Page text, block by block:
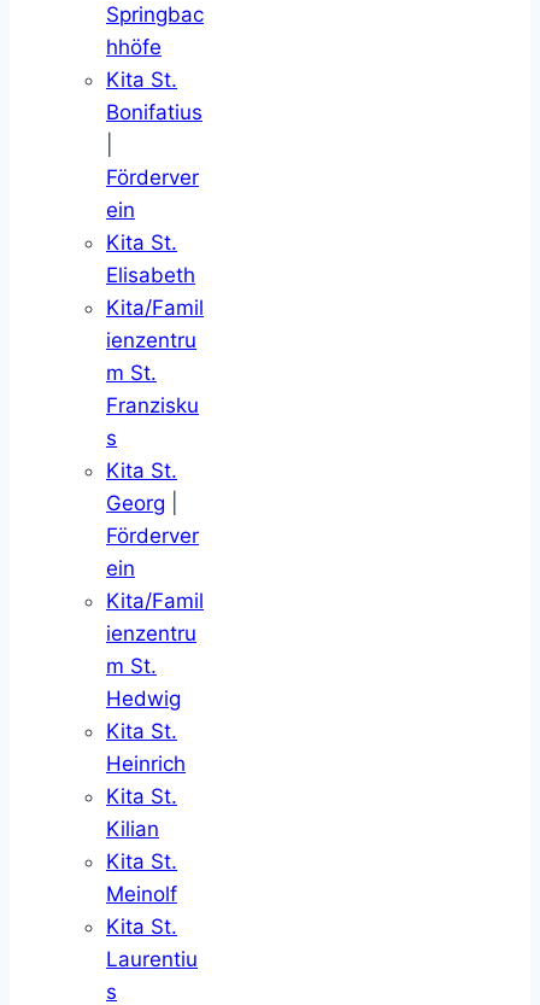
Springbac
hhöfe
Kita St.
Bonifatius
Förderver
ein
Kita St.
Elisabeth
Kita/Famil
ienzentru
m St.
Franzisku
s
Kita St.
Georg
Förderver
ein
Kita/Famil
ienzentru
m St.
Hedwig
Kita St.
Heinrich
Kita St.
Kilian
Kita St.
Meinolf
Kita St.
Laurentiu
s